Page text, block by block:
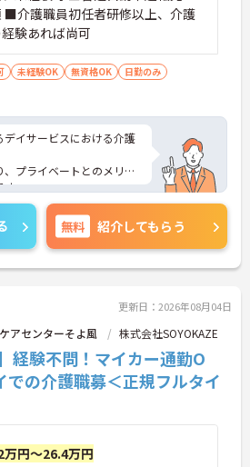
■介護職員初任者研修以上、介護
験あれば尚可
未経験OK 無資格OK
日勤のみ
イサービスにおける介護
プライベートとのメリハ
す。
制度もあり働きながらス
です。
対策ポイントなど、さら
お気軽にご相談くださ
無料 紹介してもらう
更新日：2026年08月04日
アセンターそよ風 株式会社SOYOKAZE
経験不問！マイカー通勤O
での介護職募＜正規フルタイ
万円～26.4万円